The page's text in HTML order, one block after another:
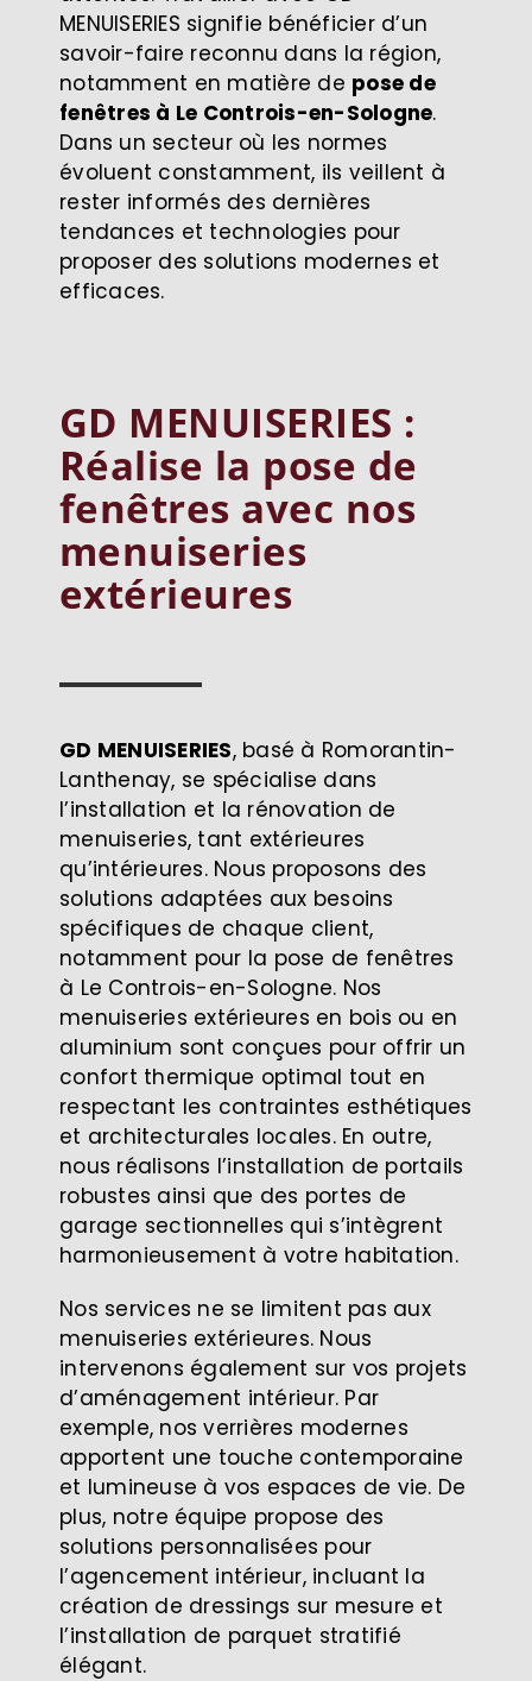
MENUISERIES signifie bénéficier d’un
savoir-faire reconnu dans la région,
notamment en matière de pose de
fenêtres à Le Controis-en-Sologne.
Dans un secteur où les normes
évoluent constamment, ils veillent à
rester informés des dernières
tendances et technologies pour
proposer des solutions modernes et
efficaces.
GD MENUISERIES :
Réalise la pose de
fenêtres avec nos
menuiseries
extérieures
GD MENUISERIES, basé à Romorantin-
Lanthenay, se spécialise dans
l’installation et la rénovation de
menuiseries, tant extérieures
qu’intérieures. Nous proposons des
solutions adaptées aux besoins
spécifiques de chaque client,
notamment pour la pose de fenêtres
à Le Controis-en-Sologne. Nos
menuiseries extérieures en bois ou en
aluminium sont conçues pour offrir un
confort thermique optimal tout en
respectant les contraintes esthétiques
et architecturales locales. En outre,
nous réalisons l’installation de portails
robustes ainsi que des portes de
garage sectionnelles qui s’intègrent
harmonieusement à votre habitation.
Nos services ne se limitent pas aux
menuiseries extérieures. Nous
intervenons également sur vos projets
d’aménagement intérieur. Par
exemple, nos verrières modernes
apportent une touche contemporaine
et lumineuse à vos espaces de vie. De
plus, notre équipe propose des
solutions personnalisées pour
l’agencement intérieur, incluant la
création de dressings sur mesure et
l’installation de parquet stratifié
élégant.